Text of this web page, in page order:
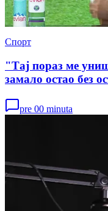
Спорт
"Тај пораз ме
замало остао без
pre 00 minuta